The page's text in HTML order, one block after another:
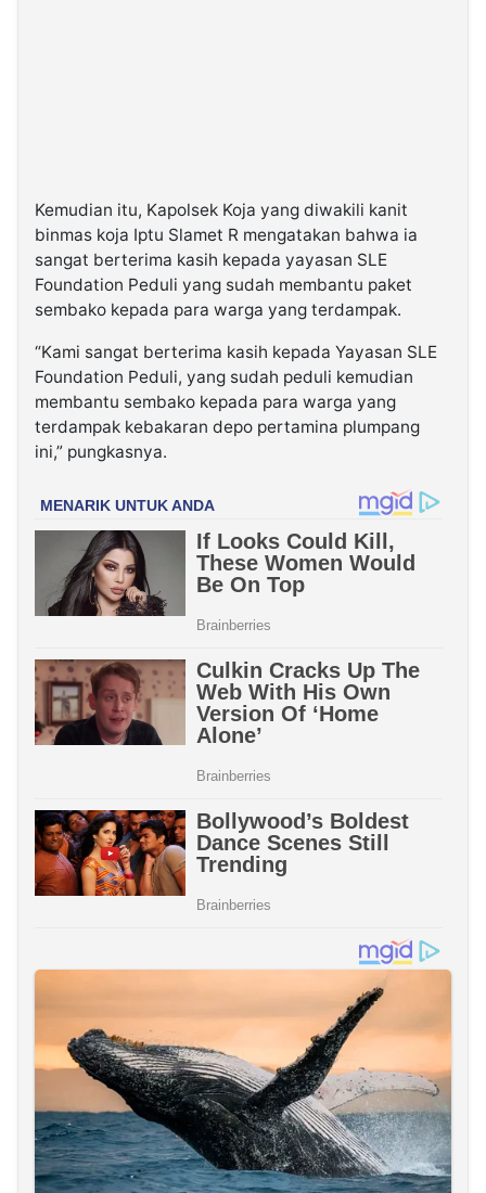
Kemudian itu, Kapolsek Koja yang diwakili kanit
binmas koja Iptu Slamet R mengatakan bahwa ia
sangat berterima kasih kepada yayasan SLE
Foundation Peduli yang sudah membantu paket
sembako kepada para warga yang terdampak.
“Kami sangat berterima kasih kepada Yayasan SLE
Foundation Peduli, yang sudah peduli kemudian
membantu sembako kepada para warga yang
terdampak kebakaran depo pertamina plumpang
ini,” pungkasnya.